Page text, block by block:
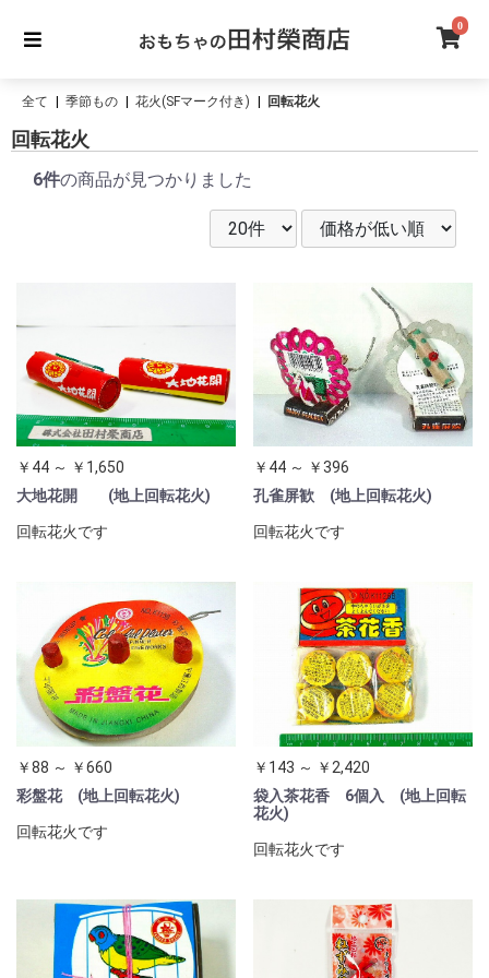
0
全て 季節もの 花火(SFマーク付き) 回転花火
回転花火
6件の商品が見つかりました
￥44 ～ ￥1,650
大地花開 (地上回転花火)
回転花火です
￥44 ～ ￥396
孔雀屏歓 (地上回転花火)
回転花火です
￥88 ～ ￥660
彩盤花 (地上回転花火)
回転花火です
￥143 ～ ￥2,420
袋入茶花香 6個入 (地上回転
花火)
回転花火です